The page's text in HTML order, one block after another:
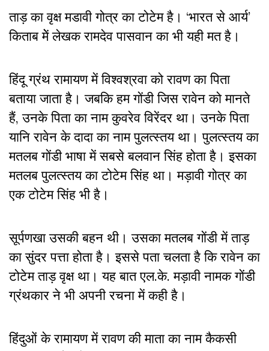
ताड़ का वृक्ष मडावी गोत्र का टोटेम है। ‘भारत से आर्य’
किताब मेें लेखक रामदेव पासवान का भी यही मत है।
हिंदू ग्रंथ रामायण में विश्वश्रवा को रावण का पिता
बताया जाता है। जबकि हम गोंडी जिस रावेन को मानते
हैं, उनके पिता का नाम कुवरेव विरेंदर था। उनके पिता
यानि रावेन के दादा का नाम पुलत्स्तय था। पुलत्स्तय का
मतलब गोंडी भाषा में सबसे बलवान सिंह होता है। इसका
मतलब पुलत्स्तय का टोटेम सिंह था। मड़ावी गोत्र का
एक टोटेम सिंह भी है।
सूर्पणखा उसकी बहन थी। उसका मतलब गोंडी में ताड़
का सुंदर पत्ता होता है। इससे पता चलता है कि रावेन का
टोटेम ताड़ वृक्ष था। यह बात एल.के. मड़ावी नामक गोंडी
ग्रंथकार ने भी अपनी रचना में कही है।
हिंदुओं के रामायण में रावण की माता का नाम कैकसी